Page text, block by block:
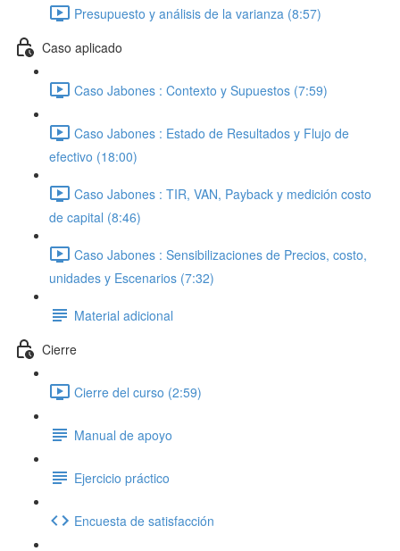
Presupuesto y análisis de la varianza (8:57)
Caso aplicado
Caso Jabones : Contexto y Supuestos (7:59)
Caso Jabones : Estado de Resultados y Flujo de
efectivo (18:00)
Caso Jabones : TIR, VAN, Payback y medición costo
de capital (8:46)
Caso Jabones : Sensibilizaciones de Precios, costo,
unidades y Escenarios (7:32)
Material adicional
Cierre
Cierre del curso (2:59)
Manual de apoyo
Ejercicio práctico
Encuesta de satisfacción